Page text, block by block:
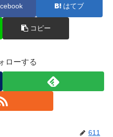
はてブ
コピー
ローする
611